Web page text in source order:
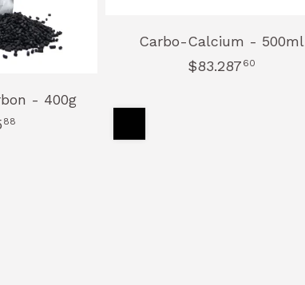
- 400g
88
Carbo-Calcium - 500ml
$83.287 60